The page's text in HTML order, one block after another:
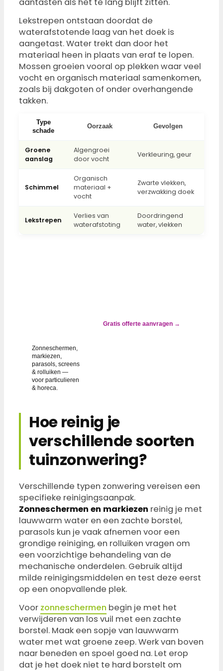
aantasten als het te lang blijft zitten.
Lekstrepen ontstaan doordat de
waterafstotende laag van het doek is
aangetast. Water trekt dan door het
materiaal heen in plaats van eraf te lopen.
Mossen groeien vooral op plekken waar veel
vocht en organisch materiaal samenkomen,
zoals bij dakgoten of onder overhangende
takken.
Type
schade
Oorzaak Gevolgen
Groene
aanslag
Algengroei
door vocht
Verkleuring, geur
Schimmel
Organisch
materiaal +
vocht
Zwarte vlekken,
verzwakking doek
Lekstrepen
Verlies van
waterafstoting
Doordringend
water, vlekken
Zonneschermen,
markiezen,
parasols, screens
& rolluiken —
voor particulieren
& horeca.
Gratis offerte aanvragen →
Hoe reinig je
verschillende soorten
tuinzonwering?
Verschillende typen zonwering vereisen een
specifieke reinigingsaanpak.
Zonneschermen en markiezen reinig je met
lauwwarm water en een zachte borstel,
parasols kun je vaak afnemen voor een
grondige reiniging, en rolluiken vragen om
een voorzichtige behandeling van de
mechanische onderdelen. Gebruik altijd
milde reinigingsmiddelen en test deze eerst
op een onopvallende plek.
Voor zonneschermen begin je met het
verwijderen van los vuil met een zachte
borstel. Maak een sopje van lauwwarm
water met wat groene zeep. Werk van boven
naar beneden en spoel goed na. Let erop
dat je het doek niet te hard borstelt om